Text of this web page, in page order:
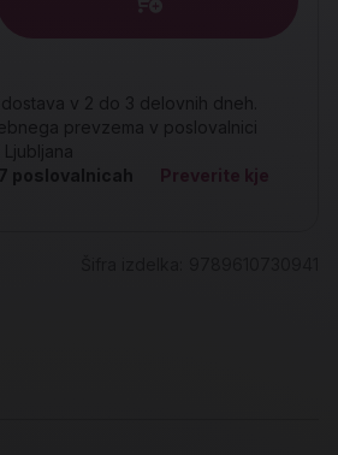
v 2 do 3 delovnih dneh.
prevzema v poslovalnici
7 poslovalnicah Preverite kje